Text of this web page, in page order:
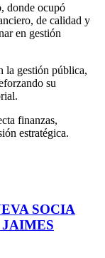
donde ocupó
de calidad y
en gestión
la gestión pública,
su
finanzas,
estratégica.
SOCIA